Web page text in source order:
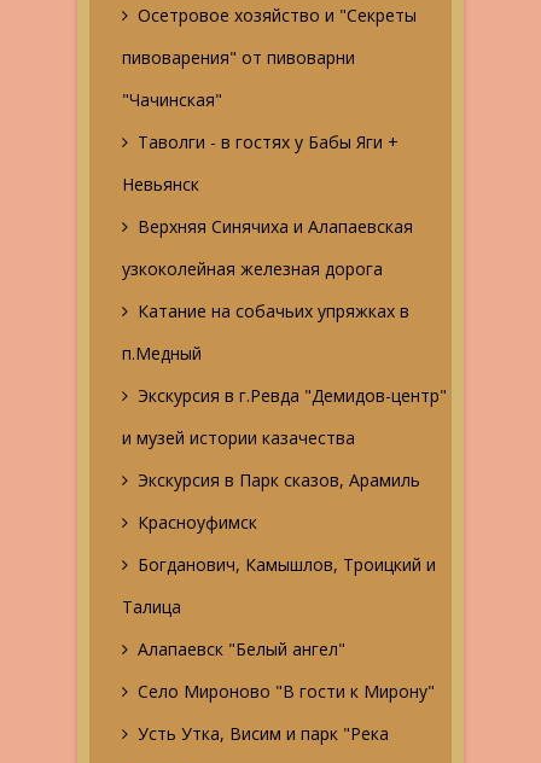
Осетровое хозяйство и "Секреты
пивоварения" от пивоварни
"Чачинская"
Таволги - в гостях у Бабы Яги +
Невьянск
Верхняя Синячиха и Алапаевская
узкоколейная железная дорога
Катание на собачьих упряжках в
п.Медный
Экскурсия в г.Ревда "Демидов-центр"
и музей истории казачества
Экскурсия в Парк сказов, Арамиль
Красноуфимск
Богданович, Камышлов, Троицкий и
Талица
Алапаевск "Белый ангел"
Село Мироново "В гости к Мирону"
Усть Утка, Висим и парк "Река